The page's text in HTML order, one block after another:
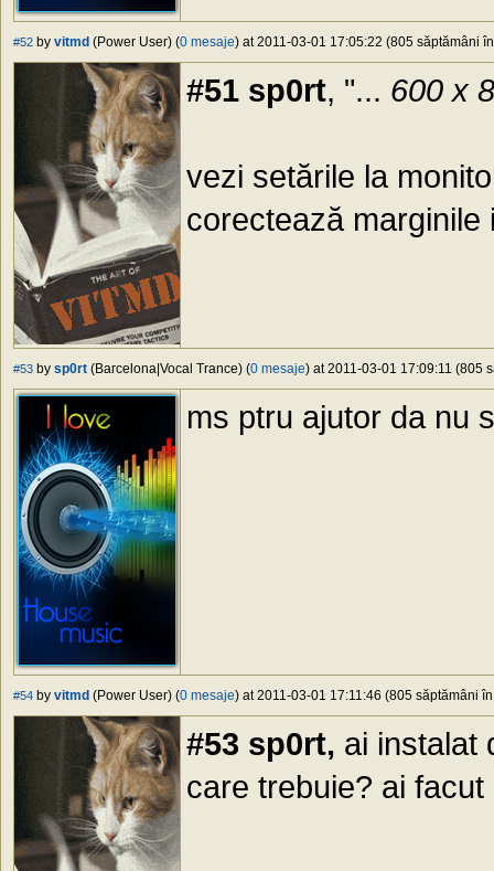
#52 by vitmd (Power User) (0 mesaje) at 2011-03-01 17:05:22 (805 săptămâni
#51 sp0rt, "... 600 x
vezi setările la
corectează marginile
#53 by sp0rt (Barcelona|Vocal Trance) (0 mesaje) at 2011-03-01 17:09:11 (805
ms ptru ajutor da nu
#54 by vitmd (Power User) (0 mesaje) at 2011-03-01 17:11:46 (805 săptămâni
#53 sp0rt, ai instalat
care trebuie? ai